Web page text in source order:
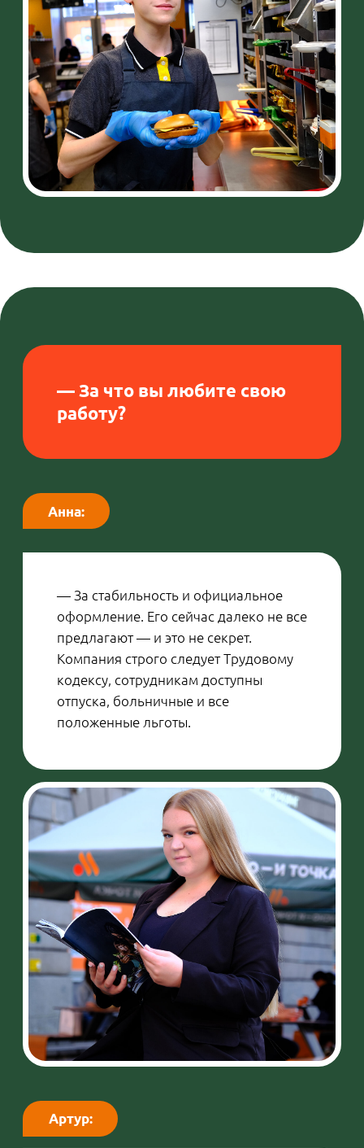
нравится дружеская атмосфера. Сюда
можно заводить новые знакомства и
всех уголков кухни и из-за прилавка
отвечают: «Привет!» А когда
получается разобрать и выполнить
Илья:
— Чем занимаетесь в
свободное время?
— Играю за «Черных Медведей», а
еще я менеджер сборной. Организую
матчи на домашней площадке,
фотосессии, видеотрансляции,
готовлю документы. Вместе с
тренером проводим селекцию,
Ассоциации студенческого
баскетбола. А год назад я начал
заниматься с детьми в частной
Артур: